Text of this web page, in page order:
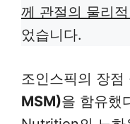
께 관절의 물리
었습니다.
조인스픽의 장점
MSM)을 함유했